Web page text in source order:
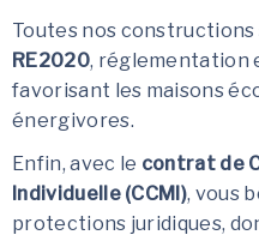
Toutes nos
RE2020, réglementation
favorisant les maisons
énergivores.
Enfin, avec le contrat de
Individuelle (CCMI), vous
protections juridiques,